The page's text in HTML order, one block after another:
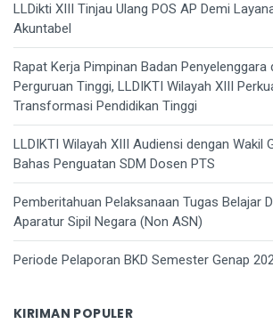
LLDikti XIII Tinjau Ulang POS AP Demi
Akuntabel
Rapat Kerja Pimpinan Badan Penyelenggara
Perguruan Tinggi, LLDIKTI Wilayah XIII
Transformasi Pendidikan Tinggi
LLDIKTI Wilayah XIII Audiensi dengan Wakil
Bahas Penguatan SDM Dosen PTS
Pemberitahuan Pelaksanaan Tugas Belajar
Aparatur Sipil Negara (Non ASN)
Periode Pelaporan BKD Semester Genap
KIRIMAN POPULER